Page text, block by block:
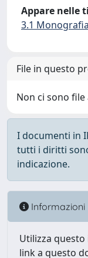
Appare nelle
3.1
File in questo
Non ci sono
I documenti in
tutti i diritti
indicazione.
Informazioni
Utilizza
link a questo